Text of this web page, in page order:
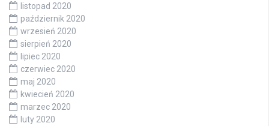
listopad 2020
październik 2020
wrzesień 2020
sierpień 2020
lipiec 2020
czerwiec 2020
maj 2020
kwiecień 2020
marzec 2020
luty 2020